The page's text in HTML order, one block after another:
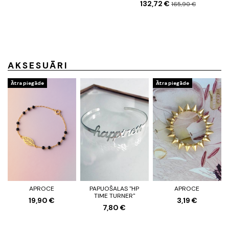
132,72 € 165,90 €
AKSESUĀRI
Ātra piegāde
APROCE
19,90 €
PAPUOŠALAS "HP
TIME TURNER"
7,80 €
Ātra piegāde
APROCE
3,19 €